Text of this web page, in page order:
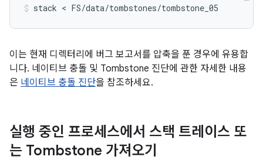
이는 현재 디렉터리에 버그 보고서를 압축을 푼 경우에 유용합
니다. 네이티브 충돌 및 Tombstone 진단에 관한 자세한 내용
은 네이티브 충돌 진단을 참조하세요.
실행 중인 프로세스에서 스택 트레이스 또
는 Tombstone 가져오기